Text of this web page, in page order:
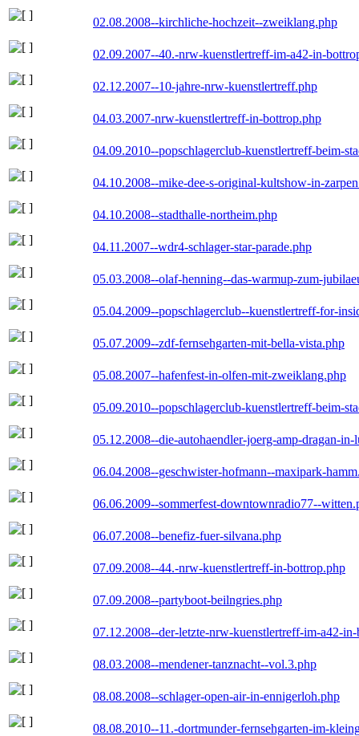
02.08.2008--kirchliche-hochzeit--zweiklang.php
02.09.2007--40.-nrw-kuenstlertreff-im-a42-in-
02.12.2007--10-jahre-nrw-kuenstlertreff.php
04.03.2007-nrw-kuenstlertreff-in-bottrop.php
04.09.2010--popschlagerclub-kuenstlertreff-beim-
04.10.2008--mike-dee-s-original-kultshow-in-
04.10.2008--stadthalle-northeim.php
04.11.2007--wdr4-schlager-star-parade.php
05.03.2008--olaf-henning--das-warmup-zum-
05.04.2009--popschlagerclub--kuenstlertreff-for-
05.07.2009--zdf-fernsehgarten-mit-bella-vista.php
05.08.2007--hafenfest-in-olfen-mit-zweiklang.php
05.09.2010--popschlagerclub-kuenstlertreff-beim-
05.12.2008--die-autohaendler-joerg-amp-dragan-in-
06.04.2008--geschwister-hofmann--maxipark-
06.06.2009--sommerfest-downtownradio77--
06.07.2008--benefiz-fuer-silvana.php
07.09.2008--44.-nrw-kuenstlertreff-in-bottrop.php
07.09.2008--partyboot-beilngries.php
07.12.2008--der-letzte-nrw-kuenstlertreff-im-a42-
08.03.2008--mendener-tanznacht--vol.3.php
08.08.2008--schlager-open-air-in-ennigerloh.php
08.08.2010--11.-dortmunder-fernsehgarten-im-